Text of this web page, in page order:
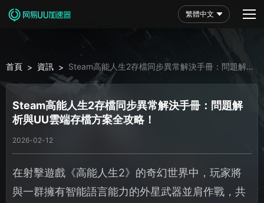
繁體中文
首頁 > 資訊 > Steam高能人生2存檔同步異常解決手冊：問題解析
與UU雲端存檔方案全攻略！
Steam高能人生2存檔同步異常解決手冊：問題解
析與UU雲端存檔方案全攻略！
2026-02-12
在射擊遊戲《高能人生2》的奇幻世界中，玩家將
與一群擁有智能語言能力的外星武器並肩作戰，共